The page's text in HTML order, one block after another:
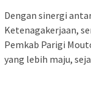
Dengan sinergi
Ketenagakerjaan,
Pemkab Parigi
yang lebih maju,